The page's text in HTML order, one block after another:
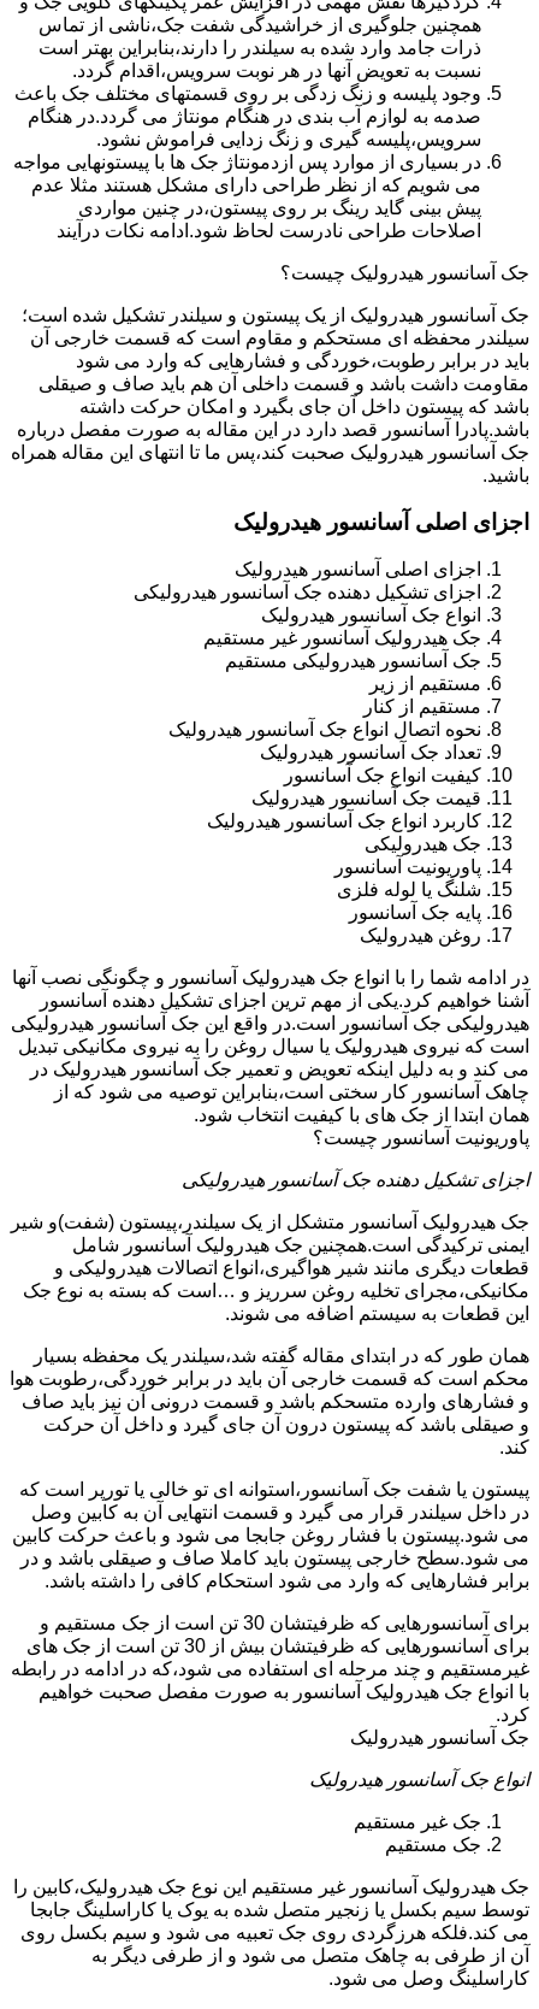
همچنین جلوگیری از خراشیدگی شفت جک،ناشی از تماس
ذرات جامد وارد شده به سیلندر را دارند،بنابراین بهتر است
نسبت به تعویض آنها در هر نوبت سرویس،اقدام گردد.
وجود پلیسه و زنگ زدگی بر روی قسمتهای مختلف جک باعث
صدمه به لوازم آب بندی در هنگام مونتاژ می گردد.در هنگام
سرویس،پلیسه گیری و زنگ زدایی فراموش نشود.
در بسیاری از موارد پس ازدمونتاژ جک ها با پیستونهایی مواجه
می شویم که از نظر طراحی دارای مشکل هستند مثلا عدم
پیش بینی گاید رینگ بر روی پیستون،در چنین مواردی
اصلاحات طراحی نادرست لحاظ شود.ادامه نکات درآیند
جک آسانسور هیدرولیک چیست؟
جک آسانسور هیدرولیک از یک پیستون و سیلندر تشکیل شده است؛
سیلندر محفظه ای مستحکم و مقاوم است که قسمت خارجی آن
باید در برابر رطوبت،خوردگی و فشارهایی که وارد می شود
مقاومت داشت باشد و قسمت داخلی آن هم باید صاف و صیقلی
باشد که پیستون داخل آن جای بگیرد و امکان حرکت داشته
باشد.پادرا آسانسور قصد دارد در این مقاله به صورت مفصل درباره
جک آسانسور هیدرولیک صحبت کند،پس ما تا انتهای این مقاله همراه
باشید.
اجزای اصلی آسانسور هیدرولیک
اجزای اصلی آسانسور هیدرولیک
اجزای تشکیل دهنده جک آسانسور هیدرولیکی
انواع جک آسانسور هیدرولیک
جک هیدرولیک آسانسور غیر مستقیم
جک آسانسور هیدرولیکی مستقیم
مستقیم از زیر
مستقیم از کنار
نحوه اتصال انواع جک آسانسور هیدرولیک
تعداد جک آسانسور هیدرولیک
کیفیت انواع جک آسانسور
قیمت جک آسانسور هیدرولیک
کاربرد انواع جک آسانسور هیدرولیک
جک هیدرولیکی
پاوریونیت آسانسور
شلنگ یا لوله فلزی
پایه جک آسانسور
روغن هیدرولیک
در ادامه شما را با انواع جک هیدرولیک آسانسور و چگونگی نصب آنها
آشنا خواهیم کرد.یکی از مهم ترین اجزای تشکیل دهنده آسانسور
هیدرولیکی جک آسانسور است.در واقع این جک آسانسور هیدرولیکی
است که نیروی هیدرولیک یا سیال روغن را به نیروی مکانیکی تبدیل
می کند و به دلیل اینکه تعویض و تعمیر جک آسانسور هیدرولیک در
چاهک آسانسور کار سختی است،بنابراین توصیه می شود که از
همان ابتدا از جک های با کیفیت انتخاب شود.
پاوریونیت آسانسور چیست؟
اجزای تشکیل دهنده جک آسانسور هیدرولیکی
جک هیدرولیک آسانسور متشکل از یک سیلندر،پیستون (شفت)و شیر
ایمنی ترکیدگی است.همچنین جک هیدرولیک آسانسور شامل
قطعات دیگری مانند شیر هواگیری،انواع اتصالات هیدرولیکی و
مکانیکی،مجرای تخلیه روغن سرریز و …است که بسته به نوع جک
این قطعات به سیستم اضافه می شوند.
همان طور که در ابتدای مقاله گفته شد،سیلندر یک محفظه بسیار
محکم است که قسمت خارجی آن باید در برابر خوردگی،رطوبت هوا
و فشارهای وارده متسحکم باشد و قسمت درونی آن نیز باید صاف
و صیقلی باشد که پیستون درون آن جای گیرد و داخل آن حرکت
کند.
پیستون یا شفت جک آسانسور،استوانه ای تو خالی یا تورپر است که
در داخل سیلندر قرار می گیرد و قسمت انتهایی آن به کابین وصل
می شود.پیستون با فشار روغن جابجا می شود و باعث حرکت کابین
می شود.سطح خارجی پیستون باید کاملا صاف و صیقلی باشد و در
برابر فشارهایی که وارد می شود استحکام کافی را داشته باشد.
برای آسانسورهایی که ظرفیتشان 30 تن است از جک مستقیم و
برای آسانسورهایی که ظرفیتشان بیش از 30 تن است از جک های
غیرمستقیم و چند مرحله ای استفاده می شود،که در ادامه در رابطه
با انواع جک هیدرولیک آسانسور به صورت مفصل صحبت خواهیم
کرد.
جک آسانسور هیدرولیک
انواع جک آسانسور هیدرولیک
جک غیر مستقیم
جک مستقیم
جک هیدرولیک آسانسور غیر مستقیم این نوع جک هیدرولیک،کابین را
توسط سیم بکسل یا زنجیر متصل شده به یوک یا کاراسلینگ جابجا
می کند.فلکه هرزگردی روی جک تعبیه می شود و سیم بکسل روی
آن از طرفی به چاهک متصل می شود و از طرفی دیگر به
کاراسلینگ وصل می شود.